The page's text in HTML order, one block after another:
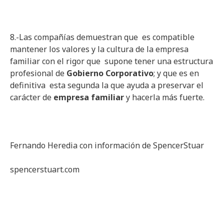
8.-Las compañías demuestran que es compatible
mantener los valores y la cultura de la empresa
familiar con el rigor que supone tener una estructura
profesional de Gobierno Corporativo; y que es en
definitiva esta segunda la que ayuda a preservar el
carácter de empresa familiary hacerla más fuerte.
Fernando Heredia con información de SpencerStuar
spencerstuart.com